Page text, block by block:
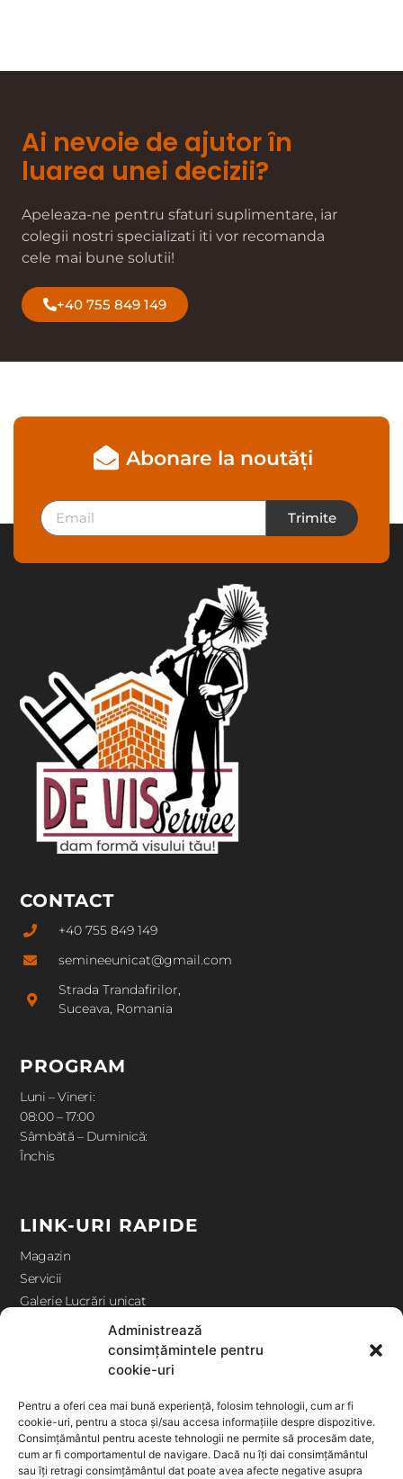
Administrează
consimțămintele pentru
cookie-uri
Pentru a oferi cea mai bună experiență, folosim tehnologii, cum ar fi
cookie-uri, pentru a stoca și/sau accesa informațiile despre dispozitive.
Consimțământul pentru aceste tehnologii ne permite să procesăm date,
cum ar fi comportamentul de navigare. Dacă nu îți dai consimțământul
sau îți retragi consimțământul dat poate avea afecte negative asupra
Ai nevoie de ajutor în
luarea unei decizii?
Apeleaza-ne pentru sfaturi suplimentare, iar
colegii nostri specializati iti vor recomanda
cele mai bune solutii!
+40 755 849 149
Abonare la noutăți
Trimite
CONTACT
+40 755 849 149
semineeunicat@gmail.com
Strada Trandafirilor,
Suceava, Romania
PROGRAM
Luni – Vineri:
08:00 – 17:00
Sâmbătă – Duminică:
Închis
LINK-URI RAPIDE
Magazin
Servicii
Galerie Lucrări unicat
Termeni și condiții
Politică cookie-uri (UE)
Politica de confidentialitate